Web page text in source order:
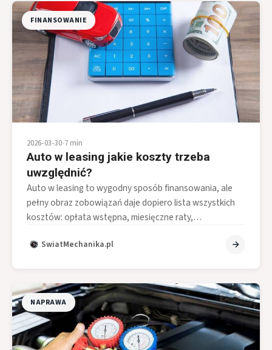
FINANSOWANIE
2026-03-30•7 min
Auto w leasing jakie koszty trzeba
uwzględnić?
Auto w leasing to wygodny sposób finansowania, ale
pełny obraz zobowiązań daje dopiero lista wszystkich
kosztów: opłata wstępna, miesięczne raty,…
SwiatMechanika.pl
NAPRAWA